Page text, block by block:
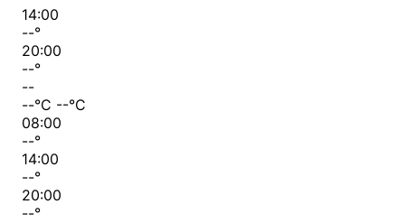
14:00
--°
20:00
--°
--
--°C --°C
08:00
--°
14:00
--°
20:00
--°